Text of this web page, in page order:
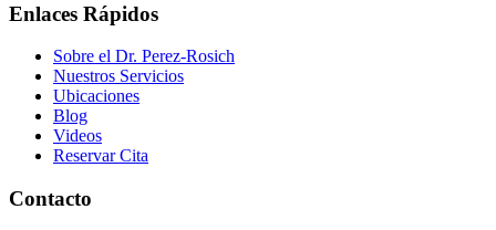
Enlaces Rápidos
Sobre el Dr. Perez-Rosich
Nuestros Servicios
Ubicaciones
Blog
Videos
Reservar Cita
Contacto